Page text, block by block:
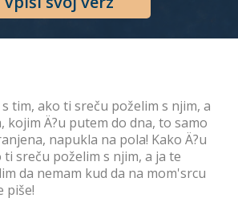
tim, ako ti sreču poželim s njim, a
kojim Ä?u putem do dna, to samo
napukla na pola! Kako Ä?u
sreču poželim s njim, a ja te
da nemam kud da na mom'srcu
piše!